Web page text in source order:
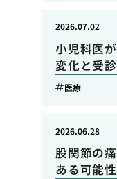
小児科医
変化と受
2026.07.02
医療
股関節の
ある可能
2026.06.28